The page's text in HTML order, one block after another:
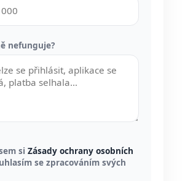
nefunguje?
si Zásady ochrany osobních
se zpracováním svých